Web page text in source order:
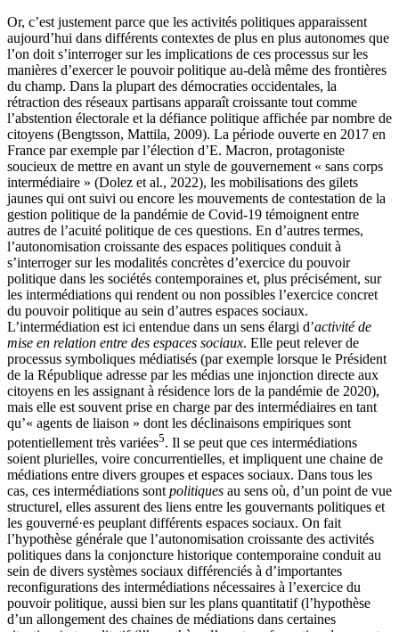
Or, c’est justement parce que les activités politiques apparaissent
aujourd’hui dans différents contextes de plus en plus autonomes que
l’on doit s’interroger sur les implications de ces processus sur les
manières d’exercer le pouvoir politique au-delà même des frontières
du champ. Dans la plupart des démocraties occidentales, la
rétraction des réseaux partisans apparaît croissante tout comme
l’abstention électorale et la défiance politique affichée par nombre de
citoyens (Bengtsson, Mattila, 2009). La période ouverte en 2017 en
France par exemple par l’élection d’E. Macron, protagoniste
soucieux de mettre en avant un style de gouvernement « sans corps
intermédiaire » (Dolez et al., 2022), les mobilisations des gilets
jaunes qui ont suivi ou encore les mouvements de contestation de la
gestion politique de la pandémie de Covid-19 témoignent entre
autres de l’acuité politique de ces questions. En d’autres termes,
l’autonomisation croissante des espaces politiques conduit à
s’interroger sur les modalités concrètes d’exercice du pouvoir
politique dans les sociétés contemporaines et, plus précisément, sur
les intermédiations qui rendent ou non possibles l’exercice concret
du pouvoir politique au sein d’autres espaces sociaux.
L’intermédiation est ici entendue dans un sens élargi d’activité de
mise en relation entre des espaces sociaux. Elle peut relever de
processus symboliques médiatisés (par exemple lorsque le Président
de la République adresse par les médias une injonction directe aux
citoyens en les assignant à résidence lors de la pandémie de 2020),
mais elle est souvent prise en charge par des intermédiaires en tant
qu’« agents de liaison » dont les déclinaisons empiriques sont
potentiellement très variées5. Il se peut que ces intermédiations
soient plurielles, voire concurrentielles, et impliquent une chaine de
médiations entre divers groupes et espaces sociaux. Dans tous les
cas, ces intermédiations sont politiques au sens où, d’un point de vue
structurel, elles assurent des liens entre les gouvernants politiques et
les gouverné·es peuplant différents espaces sociaux. On fait
l’hypothèse générale que l’autonomisation croissante des activités
politiques dans la conjoncture historique contemporaine conduit au
sein de divers systèmes sociaux différenciés à d’importantes
reconfigurations des intermédiations nécessaires à l’exercice du
pouvoir politique, aussi bien sur les plans quantitatif (l’hypothèse
d’un allongement des chaines de médiations dans certaines